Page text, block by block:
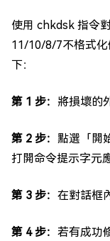
使用 chkdsk 指令
11/10/8/7不格式化
下：
第 1 步： 將損壞的
第 2 步： 點選「開
打開命令提示字元
第 3 步： 在對話框
第 4 步： 若有成功